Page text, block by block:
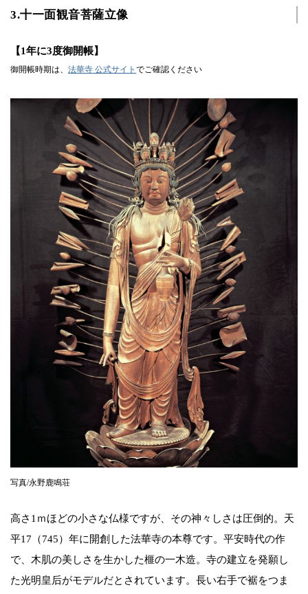
3.十一面観音菩薩立像
【1年に3度御開帳】
御開帳時期は、 法華寺 公式サイト でご確認ください
写真/永野鹿鳴荘
高さ1ｍほどの小さな仏様ですが、その神々しさは圧倒的。天
平17（745）年に開創した法華寺の本尊です。平安時代の作
で、木肌の美しさを生かした榧の一木造。寺の建立を発願し
た光明皇后がモデルだとされています。長い右手で裾をつま